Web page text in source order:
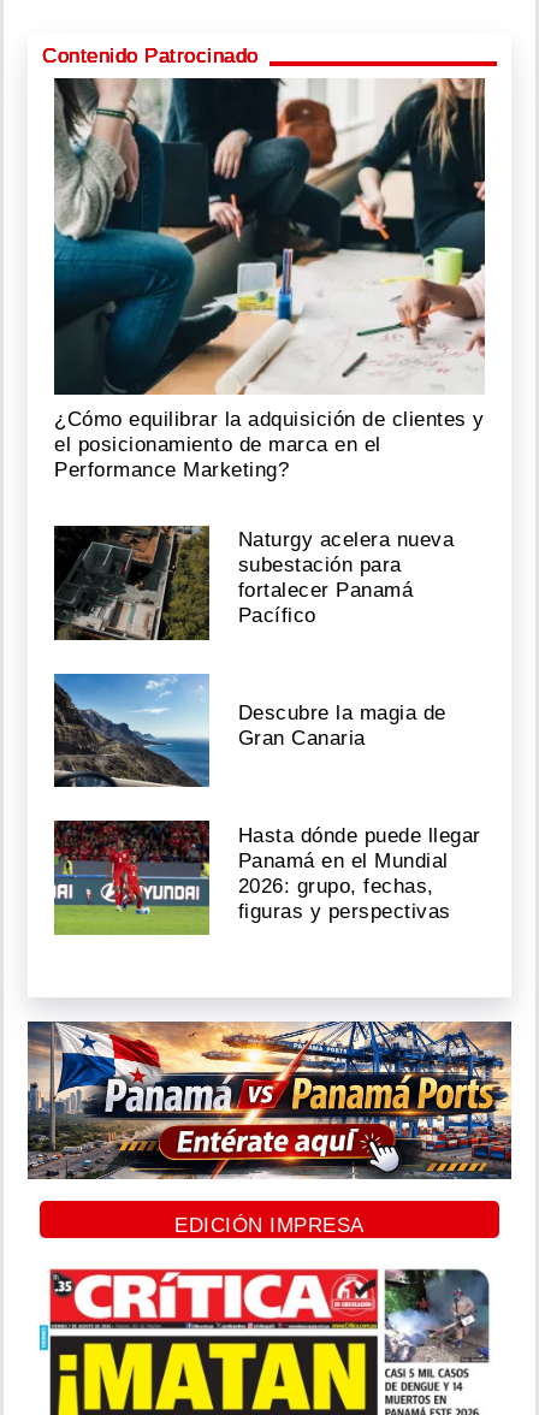
Contenido Patrocinado
¿Cómo equilibrar la adquisición de clientes y
el posicionamiento de marca en el
Performance Marketing?
Naturgy acelera nueva
subestación para
fortalecer Panamá
Pacífico
Descubre la magia de
Gran Canaria
Hasta dónde puede llegar
Panamá en el Mundial
2026: grupo, fechas,
figuras y perspectivas
EDICIÓN IMPRESA